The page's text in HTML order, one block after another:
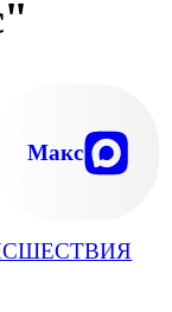
Макс